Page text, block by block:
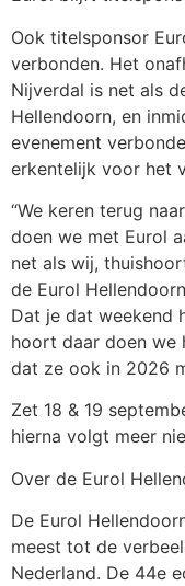
Ook titelsponsor
verbonden. Het
Nijverdal is net als
Hellendoorn, en
evenement
erkentelijk voor het
“We keren terug
doen we met Eurol
net als wij,
de Eurol
Dat je dat weekend
hoort daar doen we
dat ze ook in 2026
Zet 18 & 19
hierna volgt meer
Over de Eurol
De Eurol
meest tot de
Nederland. De 44e